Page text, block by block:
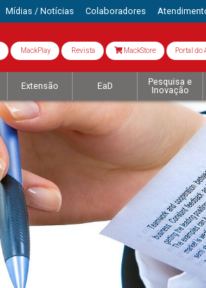
Mídias / Notícias Colaboradores
MackPlay Revista MackStore Portal do
Extensão EaD
Pesquisa e
Inovação